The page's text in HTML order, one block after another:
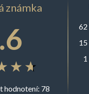
známka
hodnotení: 78
62
15
1